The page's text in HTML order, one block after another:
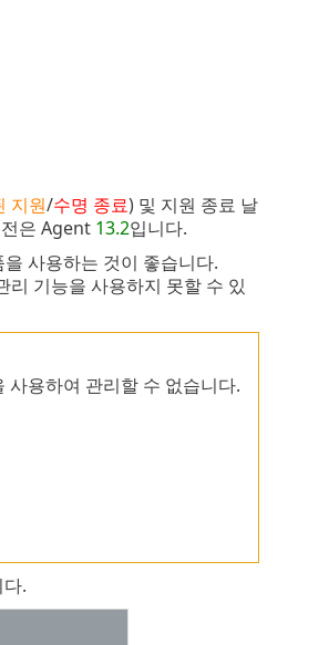
지원/수명 종료) 및 지원 종료 날
은 Agent 13.2입니다.
사용하는 것이 좋습니다.
리 기능을 사용하지 못할 수 있
사용하여 관리할 수 없습니다.
.